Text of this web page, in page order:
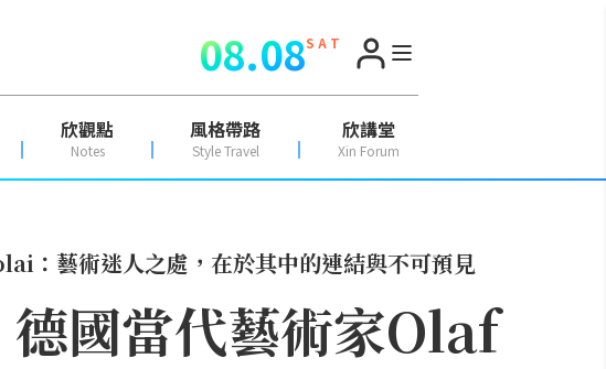
08.08S A T
欣觀點
Notes
風格帶路
Style Travel
欣講堂
Xin Forum
：藝術迷人之處，在於其中的連結與不可預見
國當代藝術家Olaf